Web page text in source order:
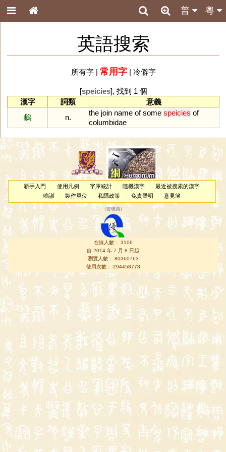
粵
普
英語搜索
所有字| 常用字| 冷僻字
[speicies], 找到 1 個
漢字
詞類
意義
鵏
n.
the join name of some speicies of
columbidae
新手入門 使用凡例 字庫統計 隨機漢字
最近被搜索的漢字
鳴謝
製作單位 私隱政策 免責聲明 意見簿
（管理員 ）
在線人數： 3106
自 2014 年 7 月 8 日起
瀏覽人數： 80360763
使用次數： 294458778